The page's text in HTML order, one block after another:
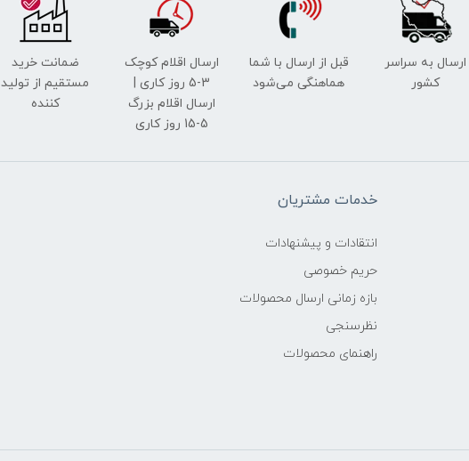
ارسال به سراسر
کشور
قبل از ارسال با شما
هماهنگی می‌شود
ارسال اقلام کوچک
3-5 روز کاری |
ارسال اقلام بزرگ
5-15 روز کاری
ضمانت خرید
مستقیم از تولید
کننده
خدمات مشتریان
انتقادات و پیشنهادات
حریم خصوصی
بازه زمانی ارسال محصولات
نظرسنجی
راهنمای محصولات